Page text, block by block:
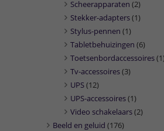
Scheerapparaten (2)
Stekker-adapters(1)
Stylus-pennen (1)
Tabletbehuizingen (6)
Toetsenbordaccessoires
Tv-accessoires(3)
UPS(12)
UPS-accessoires(1)
Video schakelaars(2)
Beeld en geluid (176)